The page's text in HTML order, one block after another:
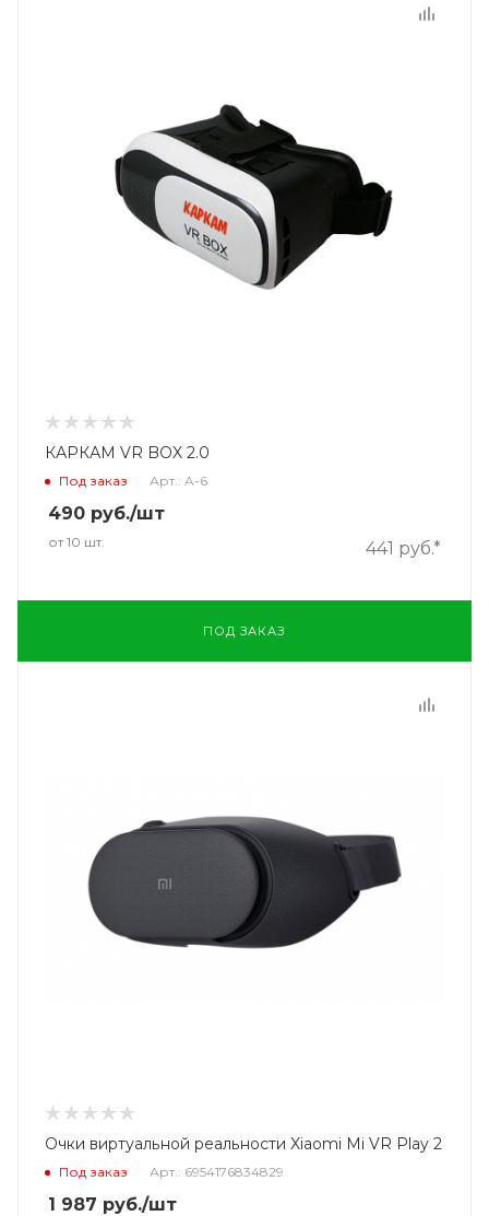
КАРКАМ VR BOX 2.0
Под заказ Арт.: A-6
490 руб./шт
от 10 шт. 441 руб.*
ПОД ЗАКАЗ
Очки виртуальной реальности Xiaomi Mi VR Play 2
Под заказ Арт.: 6954176834829
1 987 руб./шт